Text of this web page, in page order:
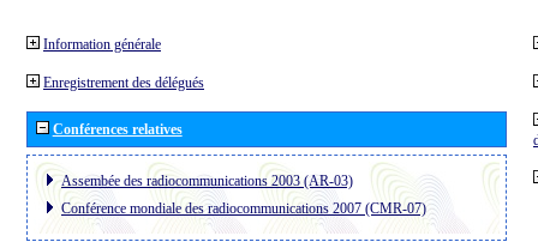
Information générale
Enregistrement des délégués
Conférences relatives
Assembée des radiocommunications 2003 (AR-03)
Conférence mondiale des radiocommunications 2007 (CMR-07)